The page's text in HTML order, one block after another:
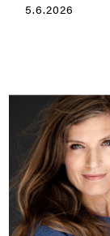
5.6.2026